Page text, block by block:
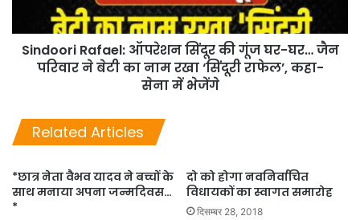
Sindoori Rafael: ऑपरेशन सिंदूर की गूंज घर-घर… जैन
परिवार ने बेटी का नाम रखा ‘सिंदूरी राफेल’, कहा-
सेना में भेजेंगे
Related Articles
*छात्र नेता वैभव यादव ने बच्चों के
साथ मनाया अपना जन्मदिवस…
*
दो को होगा नवनिर्वाचित
विधायकों का स्वागत समारोह
दिसम्बर 28, 2018